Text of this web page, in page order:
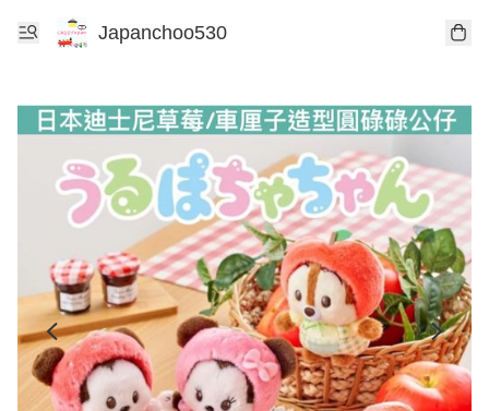
Japanchoo530